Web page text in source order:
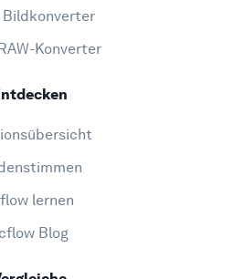
Bildkonverter
Konverter
lernen
Blog